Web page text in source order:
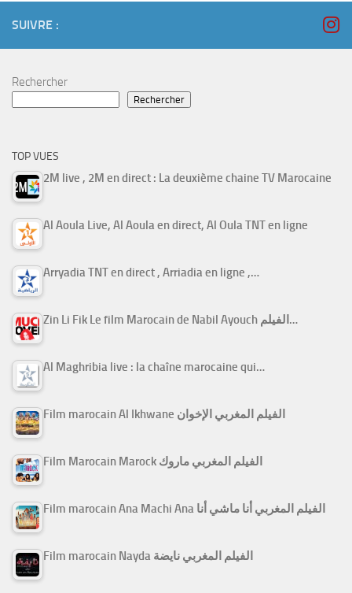
SUIVRE :
Rechercher
Rechercher
TOP VUES
2M live , 2M en direct : La deuxième chaine TV Marocaine
Al Aoula Live, Al Aoula en direct, Al Oula TNT en ligne
Arryadia TNT en direct , Arriadia en ligne ,…
Zin Li Fik Le film Marocain de Nabil Ayouch الفيلم…
Al Maghribia live : la chaîne marocaine qui…
Film marocain Al Ikhwane الفيلم المغربي الإخوان
Film Marocain Marock الفيلم المغربي ماروك
Film marocain Ana Machi Ana الفيلم المغربي أنا ماشي أنا
Film marocain Nayda الفيلم المغربي نايضة